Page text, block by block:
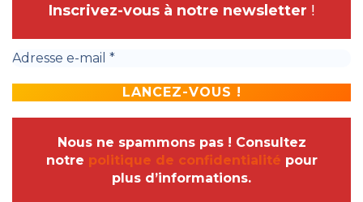
Inscrivez-vous à notre newsletter !
Nous ne spammons pas ! Consultez
notre politique de confidentialité pour
plus d’informations.